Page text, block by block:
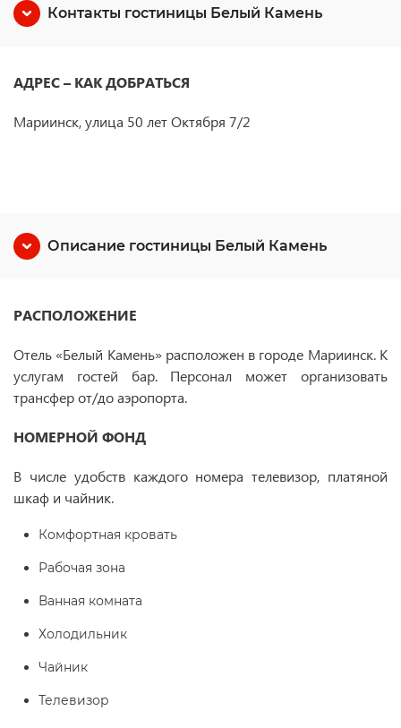
Контакты гостиницы Белый Камень
АДРЕС – КАК ДОБРАТЬСЯ
Мариинск, улица 50 лет Октября 7/2
Описание гостиницы Белый Камень
РАСПОЛОЖЕНИЕ
Отель «Белый Камень» расположен в городе Мариинск. К
услугам гостей бар. Персонал может организовать
трансфер от/до аэропорта.
НОМЕРНОЙ ФОНД
В числе удобств каждого номера телевизор, платяной
шкаф и чайник.
Комфортная кровать
Рабочая зона
Ванная комната
Холодильник
Чайник
Телевизор